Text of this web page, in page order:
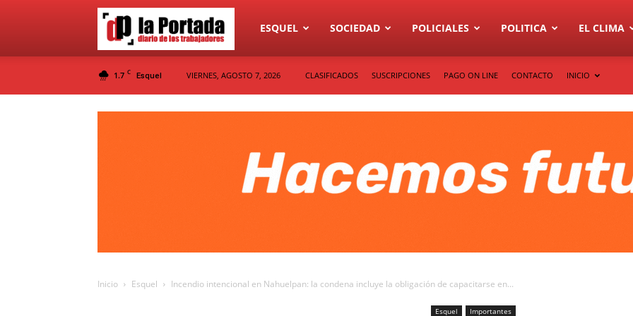
Diario
La
ESQUEL SOCIEDAD POLICIALES POLITICA EL CLIMA
1.7 C Esquel VIERNES, AGOSTO 7, 2026 CLASIFICADOS SUSCRIPCIONES PAGO ON LINE CONTACTO INICIO
Inicio Esquel Incendio intencional en Nahuelpan: la condena incluye la obligación de capacitarse en...
Esquel Importantes